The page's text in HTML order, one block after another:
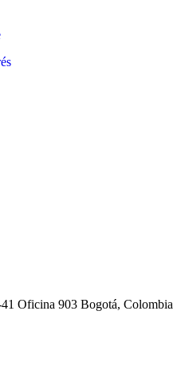
Oficina 903 Bogotá, Colombia